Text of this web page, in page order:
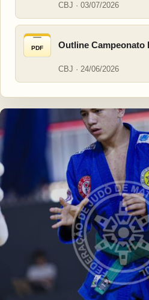
CBJ · 03/07/2026
PDF Outline Campeonato
CBJ · 24/06/2026